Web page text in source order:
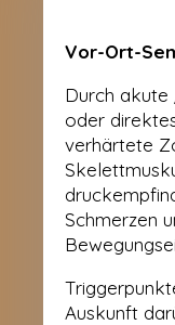
Vor-Ort-
Durch akute
oder
verhärtete
Schmerzen
Auskunft